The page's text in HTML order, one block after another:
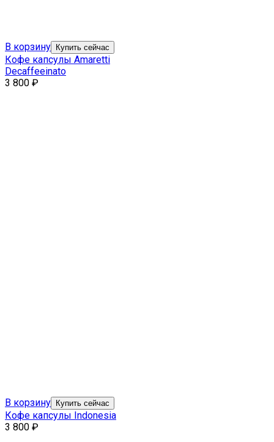
В корзину Купить сейчас
Кофе капсулы Amaretti
Decaffeeinato
3 800 ₽
В корзину Купить сейчас
Кофе капсулы Indonesia
3 800 ₽